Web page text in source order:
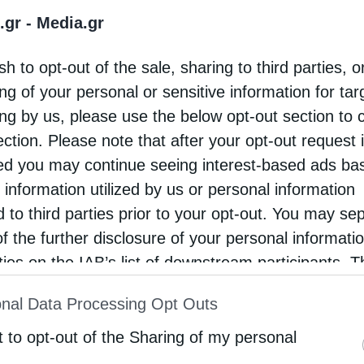
- Media.gr
to opt-out of the sale, sharing to third parties,
of your personal or sensitive information for
by us, please use the below opt-out section to
Please note that after your opt-out request
you may continue seeing interest-based ads
information utilized by us or personal information
to third parties prior to your opt-out. You may
the further disclosure of your personal
on the IAB’s list of downstream participants.
of Downstream Participantsthat may further
parties.
Data Processing Opt Outs
to opt-out of the Sharing of my personal
τα εξής: «Η απώλεια του Μητροπολίτη
και την τιμή να τον γνωρίσουμε. Ο Μακαριστός
και θεία ψυχή”
20 Ιουλίου 2018
Καστορίας κ. Σεραφείμ Στον ένδοξο
της Παλαιάς Διαθήκης, τον πυρφόρο Ηλία,
χήρα γυναίκα από τα Σαρεπτά της Σιδώνος